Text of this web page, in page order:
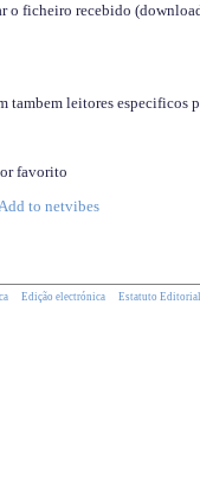
o ficheiro recebido
tambem leitores especificos
favorito
Edição electrónica Estatuto Editorial